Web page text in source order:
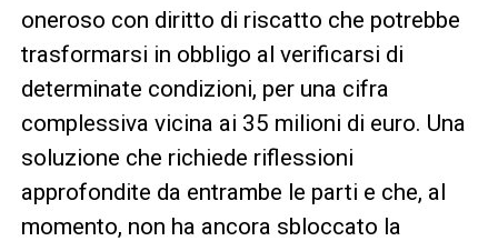
oneroso con diritto di riscatto che potrebbe
trasformarsi in obbligo al verificarsi di
determinate condizioni, per una cifra
complessiva vicina ai 35 milioni di euro. Una
soluzione che richiede riflessioni
approfondite da entrambe le parti e che, al
momento, non ha ancora sbloccato la